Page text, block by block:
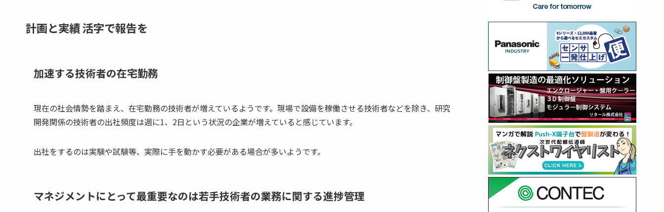
計画と実績 活字で報告を
加速する技術者の在宅勤務
現在の社会情勢を踏まえ、在宅勤務の技術者が増えているようです。現場で設備を稼働させる技術者などを除き、研究
開発関係の技術者の出社頻度は週に1、2日という状況の企業が増えていると感じています。
出社をするのは実験や試験等、実際に手を動かす必要がある場合が多いようです。
マネジメントにとって最重要なのは若手技術者の業務に関する進捗管理